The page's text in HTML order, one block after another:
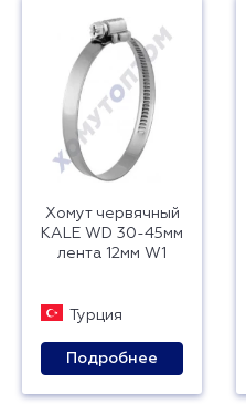
Хомут червячный
KALE WD 30-45мм
лента 12мм W1
Турция
Подробнее